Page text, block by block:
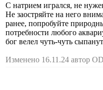
С натрием игрался, не
Не заостряйте на него
ранее, попробуйте
потребности любого
бог велел чуть-чуть
Изменено 16.11.24 автор